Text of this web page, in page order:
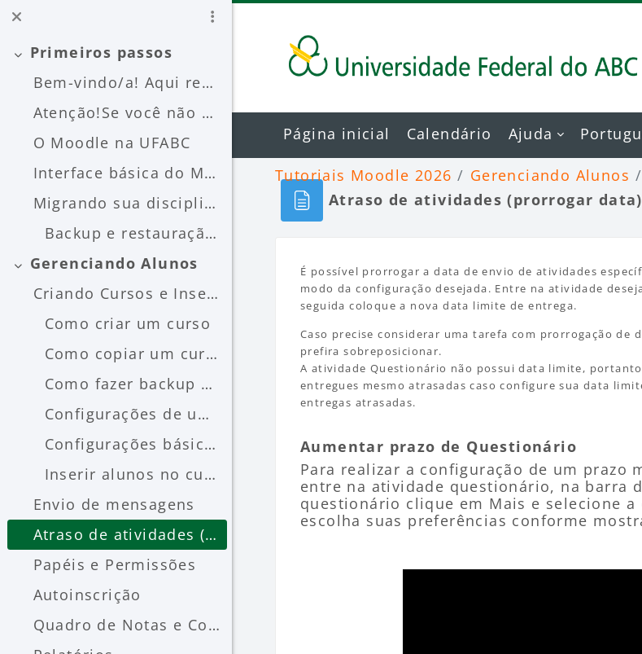
Ir para o conteúdo principal
Contrair
Primeiros passos
Bem-vindo/a! Aqui reunimos tutoriais sobre o Moodl...
Atenção!Se você não encontrar o que procura, pode ...
O Moodle na UFABC
Interface básica do Moodle
Migrando sua disciplina entre os Moodles Nesta seç...
Backup e restauração entre instâncias
Contrair
Gerenciando Alunos
Criando Cursos e Inserindo os Alunos Nesta seção v...
Como criar um curso
Como copiar um curso
Como fazer backup de um curso
Configurações de um curso
Configurações básicas de um curso (Geral)
Inserir alunos no curso
Envio de mensagens
Atraso de atividades (prorrogar data)
Papéis e Permissões
Autoinscrição
Quadro de Notas e Conceitos
Página inicial Calendário Ajuda
Tutoriais Moodle 2026 Gerenciando Alunos
Atraso de atividades (prorrogar data)
É possível prorrogar a data de envio de atividades
modo da configuração desejada. Entre na atividade
seguida coloque a nova data limite de entrega.
Caso precise considerar uma tarefa com prorrogação
prefira sobreposicionar.
A atividade Questionário não possui data limite,
entregues mesmo atrasadas caso configure sua data
entregas atrasadas.
Aumentar prazo de Questionário
Para realizar a configuração de um prazo
entre na atividade questionário, na barra
questionário clique em Mais e selecione
escolha suas preferências conforme